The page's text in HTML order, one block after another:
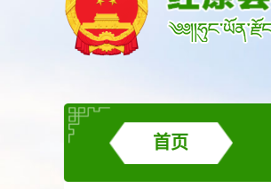
首页